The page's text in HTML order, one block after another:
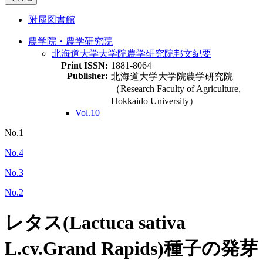
附属図書館
農学院・農学研究院
北海道大学大学院農学研究院邦文紀要
Print ISSN: 1881-8064
Publisher: 北海道大学大学院農学研究院
（Research Faculty of Agriculture,
Hokkaido University）
Vol.10
No.1
No.4
No.3
No.2
レタス(Lactuca sativa
L.cv.Grand Rapids)種子の発芽